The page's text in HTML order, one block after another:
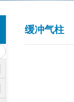
缓冲气柱